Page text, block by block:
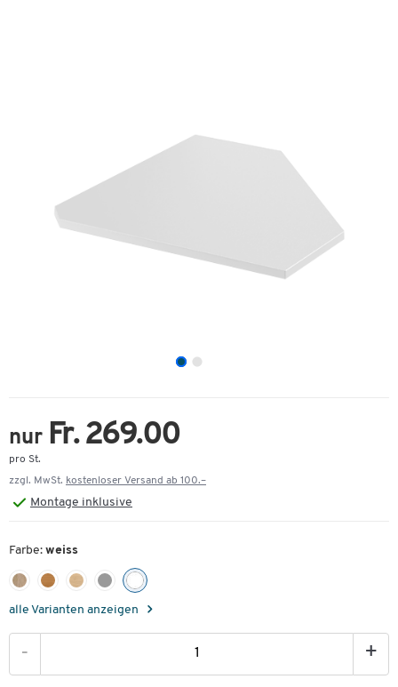
nur Fr. 269.00
pro St.
zzgl. MwSt. kostenloser Versand ab 100.–
Montage inklusive
Farbe: weiss
alle Varianten anzeigen
- +